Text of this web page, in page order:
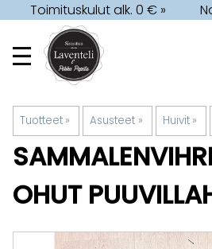
Toimituskulut alk. 0 € »
Tuotteet ‪» Asusteet ‪» Huivit ‪»
OHUT